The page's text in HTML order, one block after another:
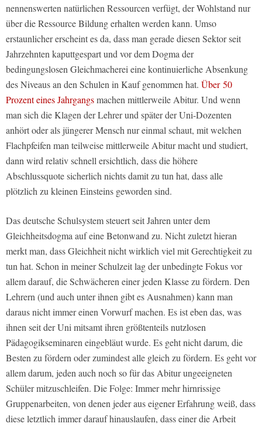
nennenswerten natürlichen Ressourcen verfügt, der Wohlstand nur
über die Ressource Bildung erhalten werden kann. Umso
erstaunlicher erscheint es da, dass man gerade diesen Sektor seit
Jahrzehnten kaputtgespart und vor dem Dogma der
bedingungslosen Gleichmacherei eine kontinuierliche Absenkung
des Niveaus an den Schulen in Kauf genommen hat. Über 50
Prozent eines Jahrgangsmachen mittlerweile Abitur. Und wenn
man sich die Klagen der Lehrer und später der Uni-Dozenten
anhört oder als jüngerer Mensch nur einmal schaut, mit welchen
Flachpfeifen man teilweise mittlerweile Abitur macht und studiert,
dann wird relativ schnell ersichtlich, dass die höhere
Abschlussquote sicherlich nichts damit zu tun hat, dass alle
plötzlich zu kleinen Einsteins geworden sind.
Das deutsche Schulsystem steuert seit Jahren unter dem
Gleichheitsdogma auf eine Betonwand zu. Nicht zuletzt hieran
merkt man, dass Gleichheit nicht wirklich viel mit Gerechtigkeit zu
tun hat. Schon in meiner Schulzeit lag der unbedingte Fokus vor
allem darauf, die Schwächeren einer jeden Klasse zu fördern. Den
Lehrern (und auch unter ihnen gibt es Ausnahmen) kann man
daraus nicht immer einen Vorwurf machen. Es ist eben das, was
ihnen seit der Uni mitsamt ihren größtenteils nutzlosen
Pädagogikseminaren eingebläut wurde. Es geht nicht darum, die
Besten zu fördern oder zumindest alle gleich zu fördern. Es geht vor
allem darum, jeden auch noch so für das Abitur ungeeigneten
Schüler mitzuschleifen. Die Folge: Immer mehr hirnrissige
Gruppenarbeiten, von denen jeder aus eigener Erfahrung weiß, dass
diese letztlich immer darauf hinauslaufen, dass einer die Arbeit